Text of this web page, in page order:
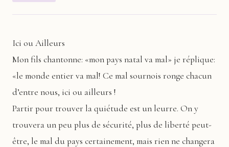
Ici ou Ailleurs
Mon fils chantonne: «mon pays natal va mal» je réplique:
«le monde entier va mal! Ce mal sournois ronge chacun
d’entre nous, ici ou ailleurs !
Partir pour trouver la quiétude est un leurre. On y
trouvera un peu plus de sécurité, plus de liberté peut-
être, le mal du pays certainement, mais rien ne changera